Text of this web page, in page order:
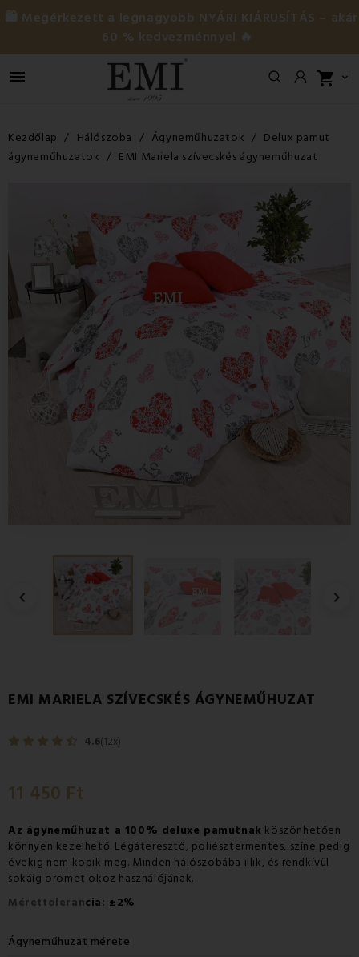
🛍️ Megérkezett a legnagyobb NYÁRI KIÁRUSÍTÁS – akár
60 % kedvezménnyel 🔥
 shopping_cart 
Kezdőlap Hálószoba Ágyneműhuzatok
Delux pamut
ágyneműhuzatok
EMI Mariela szívecskés ágyneműhuzat
 
EMI MARIELA SZÍVECSKÉS ÁGYNEMŰHUZAT
4.6(12x)
11 450 Ft
Az ágyneműhuzat a 100% deluxe pamutnak köszönhetően
könnyen kezelhető. Légáteresztő, poliésztermentes, színe pedig
évekig nem kopik meg. Minden hálószobába illik, és rendkívül
sokáig örömet okoz használójának.
Mérettolerancia: ±2%
Ágyneműhuzat mérete